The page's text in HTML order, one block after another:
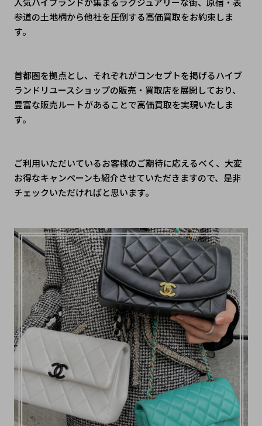
参道の土地柄から他社を圧倒する高価買取をお約束しま
す。
首都圏を拠点とし、それぞれがコンセプトを掲げるハイブ
ランドリユースショップの販売・買取店を展開しており、
豊富な販売ルートがあることで高価買取を実現いたしま
す。
ご利用いただいているお客様のご期待に応えるべく、大変
お得なキャンペーンも紹介させていただきますので、是非
チェックいただければと思います。